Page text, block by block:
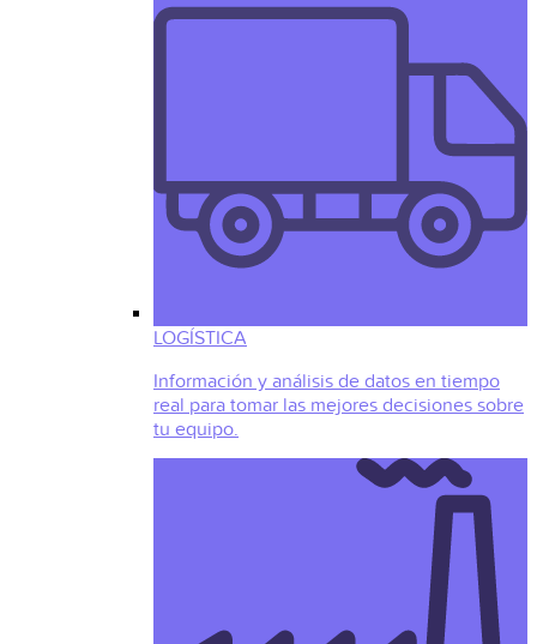
LOGÍSTICA
Información y análisis de datos en tiempo
real para tomar las mejores decisiones sobre
tu equipo.